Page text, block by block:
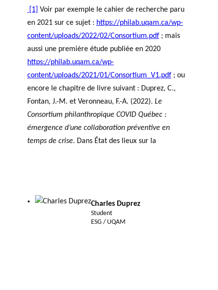
[1] Voir par exemple le cahier de recherche paru
en 2021 sur ce sujet : https://philab.uqam.ca/wp-
content/uploads/2022/02/Consortium.pdf ; mais
aussi une première étude publiée en 2020
https://philab.uqam.ca/wp-
content/uploads/2021/01/Consortium_V1.pdf ; ou
encore le chapitre de livre suivant : Duprez, C.,
Fontan, J.-M. et Veronneau, F.-A. (2022). Le
Consortium philanthropique COVID Québec :
émergence d’une collaboration préventive en
temps de crise. Dans État des lieux sur la
Charles Duprez
Student
ESG / UQAM